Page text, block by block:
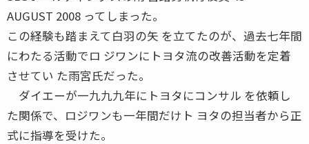
AUGUST 2008 ってしまった。
この経験も踏まえて白羽の矢 を立てたのが、過去七年間
にわたる活動でロ ジワンにトヨタ流の改善活動を定着
させてい た雨宮氏だった。
ダイエーが一九九九年にトヨタにコンサル を依頼し
た関係で、ロジワンも一年間だけト ヨタの担当者から正
式に指導を受けた。